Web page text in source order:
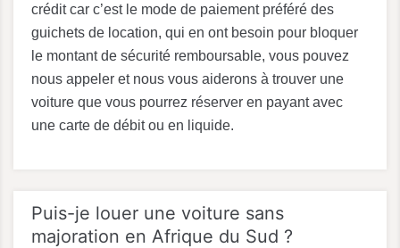
crédit car c’est le mode de paiement préféré des
guichets de location, qui en ont besoin pour bloquer
le montant de sécurité remboursable, vous pouvez
nous appeler et nous vous aiderons à trouver une
voiture que vous pourrez réserver en payant avec
une carte de débit ou en liquide.
Puis-je louer une voiture sans
majoration en Afrique du Sud ?